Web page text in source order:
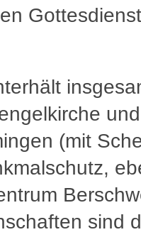
Gottesdienst
(mit
sind